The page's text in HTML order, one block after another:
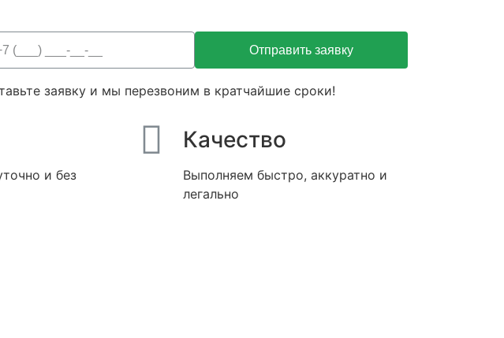
Отправить заявку
заявку и мы перезвоним в кратчайшие сроки!
и без
Качество
Выполняем быстро, аккуратно и
легально